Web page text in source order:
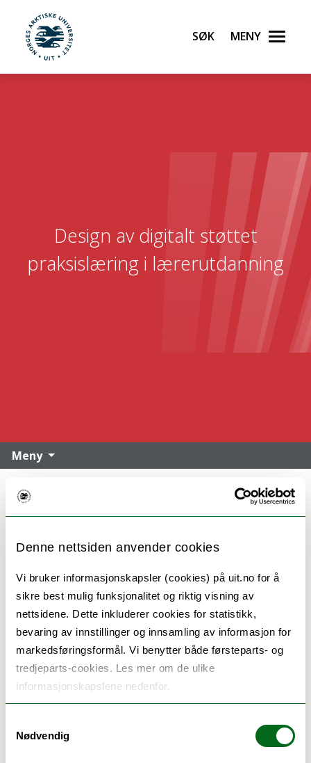
Denne nettsiden anvender cookies
Vi bruker informasjonskapsler (cookies) på uit.no for å
sikre best mulig funksjonalitet og riktig visning av
nettsidene. Dette inkluderer cookies for statistikk,
bevaring av innstillinger og innsamling av informasjon for
markedsføringsformål. Vi benytter både førsteparts- og
tredjeparts-cookies. Les mer om de ulike
informasjonskapslene nedenfor.
Nødvendig
Gå til hovedinnhold
UiT Norges arktiske universitet
Søk Meny
Design av digitalt støttet
praksislæring i lærerutdanning
Meny
Prosjektet «Design av digitalt støttet
samarbeidsprosjekt mellom seks lærerutdanninger
ved Norges arktiske universitet – UiT.
Utdanningene har base i Tromsø og Alta.
Utdanningen som deltar er:
Barnehagelærerutdanning
Grunnskolelærerutdanning for 1.-7. trinn
Praktisk pedagogisk utdanning for trinn 8-13